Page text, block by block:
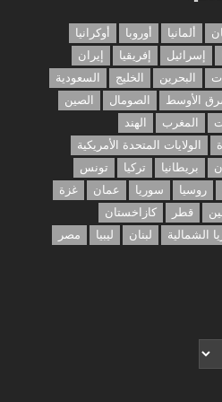
ألمانيا أوروبا
أوكرانيا
إسرائيل إفريقيا
إيران
البحرين الخليج
السعودية
الأوسط الصومال
الصين
المغرب
الهند
الولايات المتحدة الأمريكية
بريطانيا تركيا
تونس
روسيا سوريا عمان
غزة
قطر
كازاخستان
الشمالية لبنان ليبيا
مصر